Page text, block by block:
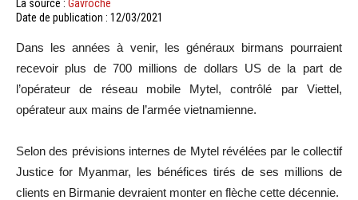
La source : Gavroche
Date de publication : 12/03/2021
Dans les années à venir, les généraux birmans pourraient
recevoir plus de 700 millions de dollars US de la part de
l’opérateur de réseau mobile Mytel, contrôlé par Viettel,
opérateur aux mains de l’armée vietnamienne.
Selon des prévisions internes de Mytel révélées par le collectif
Justice for Myanmar, les bénéfices tirés de ses millions de
clients en Birmanie devraient monter en flèche cette décennie.